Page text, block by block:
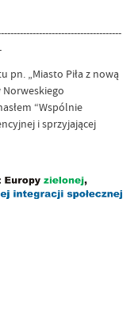
pn. „Miasto Piła z nową
“Wspólnie
i sprzyjającej